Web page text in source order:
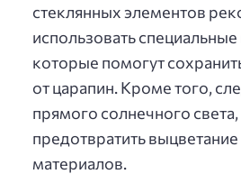
стеклянных элементов
использовать
которые помогут
от царапин. Кроме того,
прямого солнечного
предотвратить
материалов.